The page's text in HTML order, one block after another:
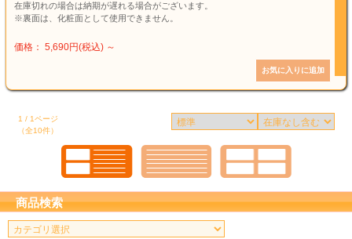
在庫切れの場合は納期が遅れる場合がございます。
※裏面は、化粧面として使用できません。
価格： 5,690円(税込) ～
1 / 1ページ
（全10件）
商品検索